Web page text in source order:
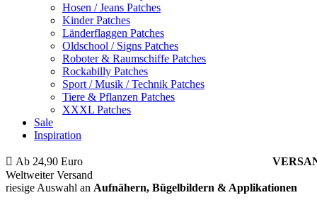
Hosen / Jeans Patches
Kinder Patches
Länderflaggen Patches
Oldschool / Signs Patches
Roboter & Raumschiffe Patches
Rockabilly Patches
Sport / Musik / Technik Patches
Tiere & Pflanzen Patches
XXXL Patches
Sale
Inspiration
Ab 24,90 Euro
Weltweiter Versand
riesige Auswahl an Aufnähern, Bügelbildern & Applikationen